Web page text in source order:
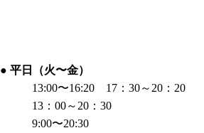
● 平日（火〜金）
13:00〜16:20 17：30～20：20
13：00～20：30
9:00〜20:30